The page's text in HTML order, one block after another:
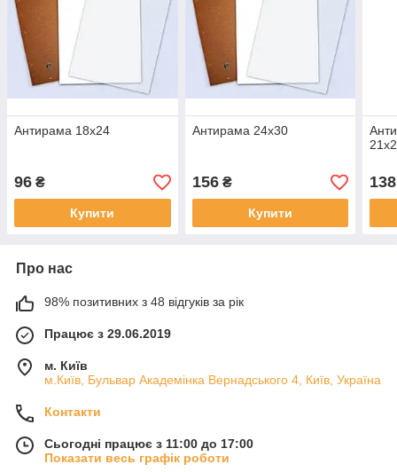
Антирама 18х24
96 ₴
Купити
Антирама 24х30
156₴
Купити
138
Про нас
98% позитивних з 48 відгуків за рік
Працює з 29.06.2019
м. Київ
м.Київ, Бульвар Академінка Вернадського 4, Київ, Україна
Контакти
Сьогодні працює з 11:00 до 17:00
Показати весь графік роботи